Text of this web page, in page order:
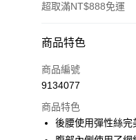
超取滿NT$888免運
付款方式
信用卡一次付款
LINE Pay
商品特色
商品編號
9134077
商品特色
後腰使用彈性絲完